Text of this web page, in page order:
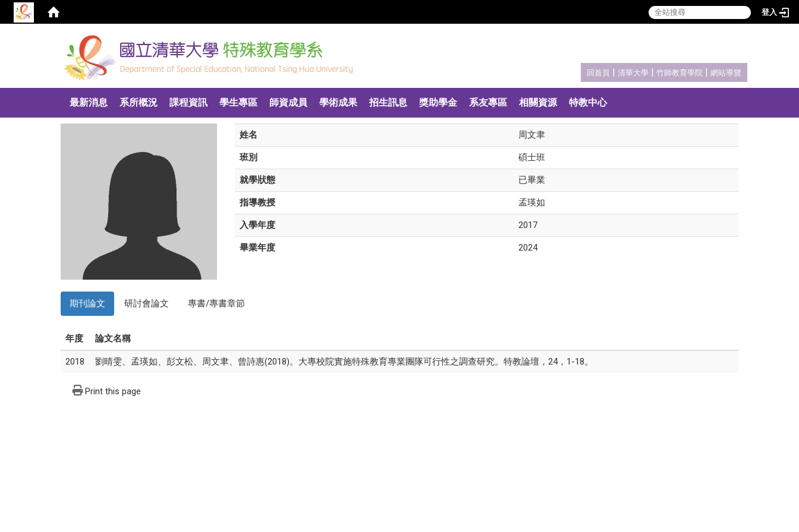
登入
回首頁 | 清華大學 | 竹師教育學院 | 網站導覽
最新消息 系所概況 課程資訊 學生專區 師資成員 學術成果 招生訊息 獎助學金 系友專區 相關資源 特教中心
姓名 周文聿
班別 碩士班
就學狀態 已畢業
指導教授 孟瑛如
入學年度 2017
畢業年度 2024
期刊論文 研討會論文 專書/專書章節
年度 論文名稱
2018 劉晴雯、孟瑛如、彭文松、周文聿、曾詩惠(2018)。大專校院實施特殊教育專業團隊可行性之調查研究。特教論壇，24，1-18。
Print this page